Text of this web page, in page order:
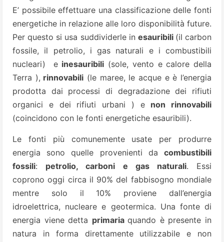
E’ possibile effettuare una classificazione delle fonti
energetiche in relazione alle loro disponibilità future.
Per questo si usa suddividerle in esauribili (il carbon
fossile, il petrolio, i gas naturali e i combustibili
nucleari) e inesauribili (sole, vento e calore della
Terra ), rinnovabili (le maree, le acque e è l’energia
prodotta dai processi di degradazione dei rifiuti
organici e dei rifiuti urbani ) e non rinnovabili
(coincidono con le fonti energetiche esauribili).
Le fonti più comunemente usate per produrre
energia sono quelle provenienti da combustibili
fossili: petrolio, carboni e gas naturali. Essi
coprono oggi circa il 90% del fabbisogno mondiale
mentre solo il 10% proviene dall’energia
idroelettrica, nucleare e geotermica. Una fonte di
energia viene detta primariaquando è presente in
natura in forma direttamente utilizzabile e non